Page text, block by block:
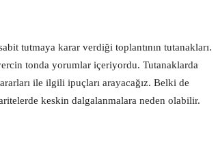
tutmaya karar verdiği toplantının tutanakları.
tonda yorumlar içeriyordu. Tutanaklarda
ile ilgili ipuçları arayacağız. Belki de
keskin dalgalanmalara neden olabilir.